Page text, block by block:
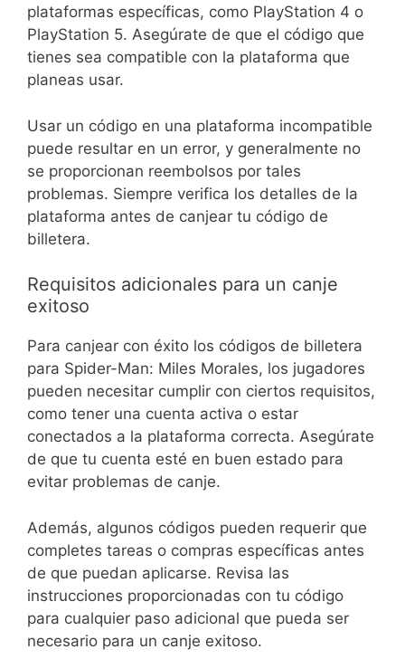
plataformas específicas, como PlayStation 4 o
PlayStation 5. Asegúrate de que el código que
tienes sea compatible con la plataforma que
planeas usar.
Usar un código en una plataforma incompatible
puede resultar en un error, y generalmente no
se proporcionan reembolsos por tales
problemas. Siempre verifica los detalles de la
plataforma antes de canjear tu código de
billetera.
Requisitos adicionales para un canje
exitoso
Para canjear con éxito los códigos de billetera
para Spider-Man: Miles Morales, los jugadores
pueden necesitar cumplir con ciertos requisitos,
como tener una cuenta activa o estar
conectados a la plataforma correcta. Asegúrate
de que tu cuenta esté en buen estado para
evitar problemas de canje.
Además, algunos códigos pueden requerir que
completes tareas o compras específicas antes
de que puedan aplicarse. Revisa las
instrucciones proporcionadas con tu código
para cualquier paso adicional que pueda ser
necesario para un canje exitoso.